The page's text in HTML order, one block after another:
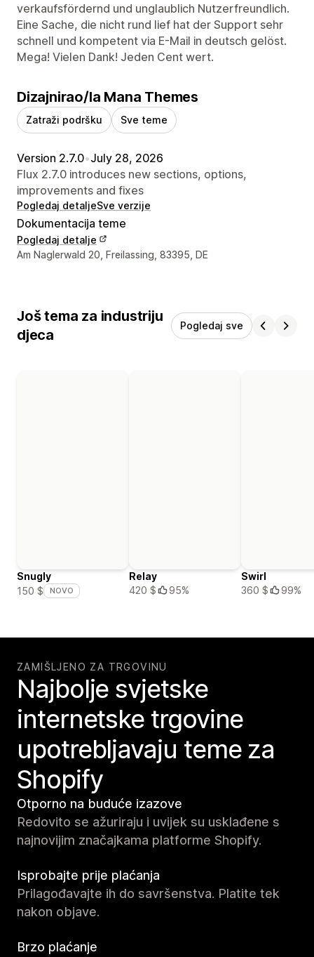
verkaufsfördernd und unglaublich Nutzerfreundlich.
Eine Sache, die nicht rund lief hat der Support sehr
schnell und kompetent via E-Mail in deutsch gelöst.
Mega! Vielen Dank! Jeden Cent wert.
Dizajnirao/la Mana Themes
Zatraži podršku Sve teme
Version 2.7.0•July 28, 2026
Flux 2.7.0 introduces new sections, options,
improvements and fixes
Pogledaj detaljeSve verzije
Dokumentacija teme
Pogledaj detalje
Podaci za kontakt dizajnera
Am Naglerwald 20, Freilassing, 83395, DE
Još tema za industriju
djeca
Pogledaj sve
Snugly
150 $
NOVO
Relay
420 $
95%
Swirl
360 $
99%
ZAMIŠLJENO ZA TRGOVINU
Najbolje svjetske
internetske trgovine
upotrebljavaju teme za
Shopify
Otporno na buduće izazove
Redovito se ažuriraju i uvijek su usklađene s
najnovijim značajkama platforme Shopify.
Isprobajte prije plaćanja
Prilagođavajte ih do savršenstva. Platite tek
nakon objave.
Brzo plaćanje